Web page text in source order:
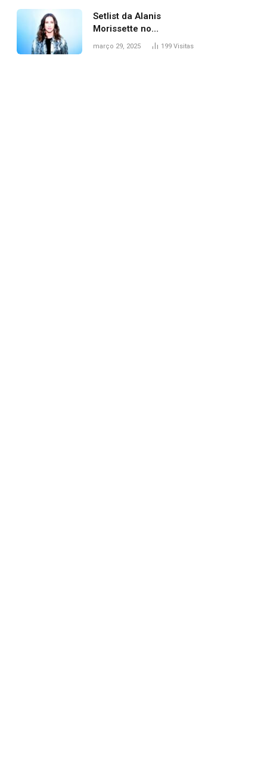
Setlist da Alanis
Morissette no
Lollapalooza: veja
março 29, 2025 199 Visitas